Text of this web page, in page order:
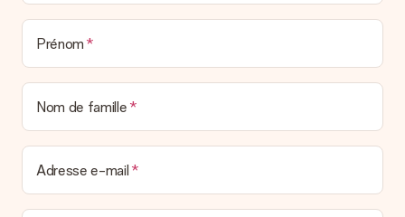
Prénom
Nom de famille
Adresse e-mail